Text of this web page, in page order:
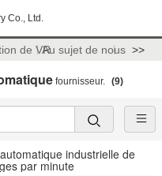
Co., Ltd.
de VRAu sujet de nous >>
fournisseur. (9)
industrielle de
par minute